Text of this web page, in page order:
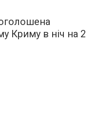
Криму в ніч на 2